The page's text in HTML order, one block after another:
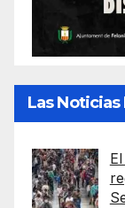
Las Noticias